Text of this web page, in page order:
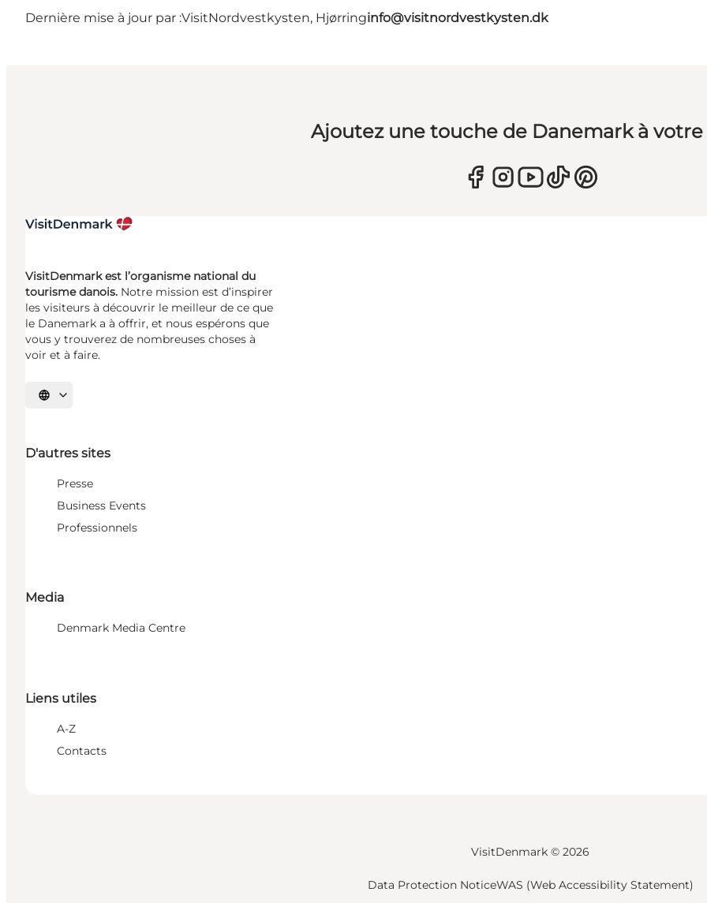
Dernière mise à jour par :VisitNordvestkysten, Hjørringinfo@visitnordvestkysten.dk
Ajoutez une touche de Danemark à
VisitDenmark est l’organisme national du
tourisme danois. Notre mission est d’inspirer
les visiteurs à découvrir le meilleur de ce que
le Danemark a à offrir, et nous espérons que
vous y trouverez de nombreuses choses à
voir et à faire.
Choisissez la langue
D'autres sites
Presse
Business Events
Professionnels
Media
Denmark Media Centre
Liens utiles
A-Z
Contacts
VisitDenmark © 2026
Data Protection NoticeWAS (Web Accessibility Statement)